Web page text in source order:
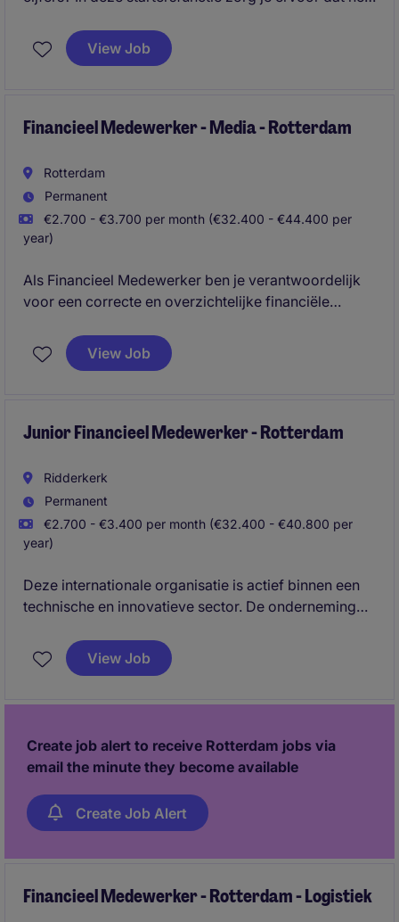
met een ervaren team ben je verantwoordelijk voor
het beheren van openstaande facturen en het
View Job
Financieel Medewerker - Media - Rotterdam
Rotterdam
Permanent
€2.700 - €3.700 per month (€32.400 - €44.400 per
year)
Als Financieel Medewerker ben je verantwoordelijk
voor een correcte en overzichtelijke financiële
als debiteurenproces en draagt bij aan betrouwbare
financiële rapportages en een tijdige
View Job
Junior Financieel Medewerker - Rotterdam
Ridderkerk
Permanent
€2.700 - €3.400 per month (€32.400 - €40.800 per
year)
Deze internationale organisatie is actief binnen een
technische en innovatieve sector. De onderneming
aanpak, korte lijnen en een informele bedrijfscultuur
waarin ontwikkeling, samenwerking en
View Job
Create job alert to receive Rotterdam jobs via
email the minute they become available
Create Job Alert
Financieel Medewerker - Rotterdam - Logistiek